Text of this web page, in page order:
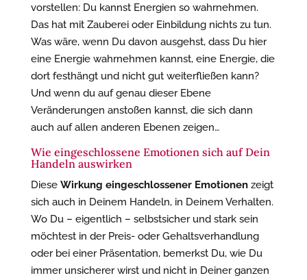
vorstellen: Du kannst Energien so wahrnehmen.
Das hat mit Zauberei oder Einbildung nichts zu tun.
Was wäre, wenn Du davon ausgehst, dass Du hier
eine Energie wahrnehmen kannst, eine Energie, die
dort festhängt und nicht gut weiterfließen kann?
Und wenn du auf genau dieser Ebene
Veränderungen anstoßen kannst, die sich dann
auch auf allen anderen Ebenen zeigen…
Wie eingeschlossene Emotionen sich auf Dein
Handeln auswirken
Diese Wirkung eingeschlossener Emotionenzeigt
sich auch in Deinem Handeln, in Deinem Verhalten.
Wo Du – eigentlich – selbstsicher und stark sein
möchtest in der Preis- oder Gehaltsverhandlung
oder bei einer Präsentation, bemerkst Du, wie Du
immer unsicherer wirst und nicht in Deiner ganzen